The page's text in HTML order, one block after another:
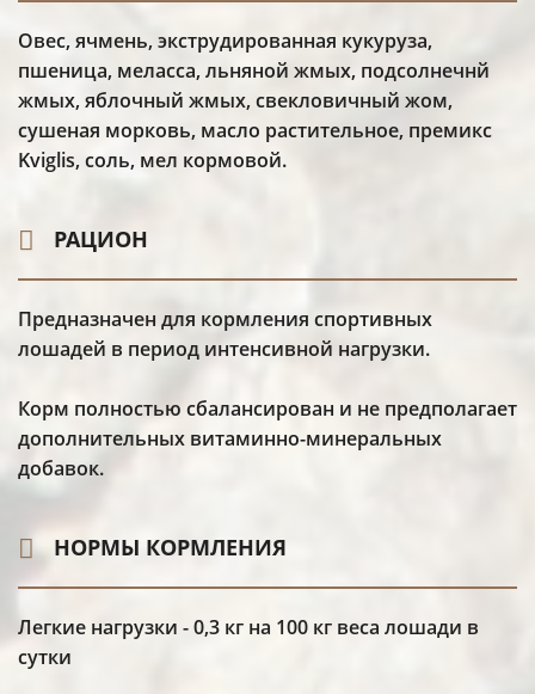
Овес, ячмень, экструдированная кукуруза,
пшеница, меласса, льняной жмых, подсолнечнй
жмых, яблочный жмых, свекловичный жом,
сушеная морковь, масло растительное, премикс
Kviglis, соль, мел кормовой.
РАЦИОН
Предназначен для кормления спортивных
лошадей в период интенсивной нагрузки.
Корм полностью сбалансирован и не предполагает
дополнительных витаминно-минеральных
добавок.
НОРМЫ КОРМЛЕНИЯ
Легкие нагрузки - 0,3 кг на 100 кг веса лошади в
сутки